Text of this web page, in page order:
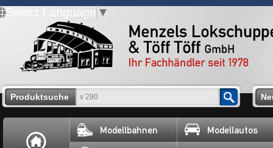
Select Language ▼
Produktsuche
Modellbahnen Modellautos